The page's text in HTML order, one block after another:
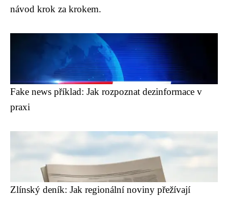
návod krok za krokem.
Fake news příklad: Jak rozpoznat dezinformace v
praxi
Zlínský deník: Jak regionální noviny přežívají